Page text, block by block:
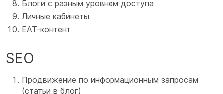
Блоги с разным уровнем доступа
Личные кабинеты
EAT-контент
SEO
Продвижение по информационным запросам
(статьи в блог)